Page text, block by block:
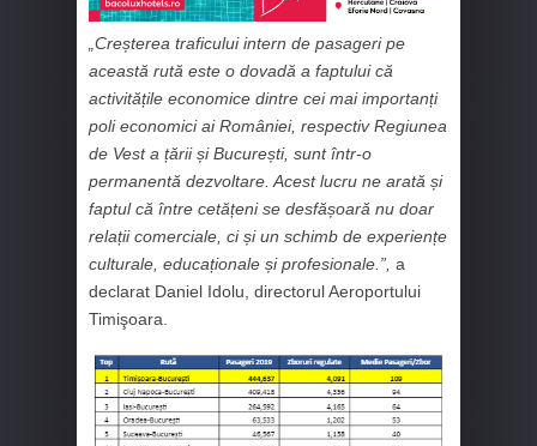
„Creșterea traficului intern de pasageri pe
această rută este o dovadă a faptului că
activitățile economice dintre cei mai importanți
poli economici ai României, respectiv Regiunea
de Vest a țării și București, sunt într-o
permanentă dezvoltare. Acest lucru ne arată și
faptul că între cetățeni se desfășoară nu doar
relații comerciale, ci și un schimb de experiențe
culturale, educaționale și profesionale.”, a
declarat Daniel Idolu, directorul Aeroportului
Timişoara.